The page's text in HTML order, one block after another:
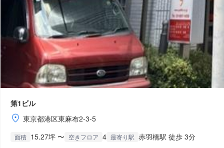
第1ビル
東京都港区東麻布2-3-5
面積 15.27坪 〜 空きフロア 4 最寄り駅 赤羽橋駅 徒歩 3分